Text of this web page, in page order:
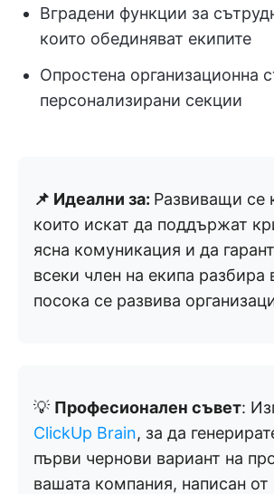
Вградени функции за
които обединяват екипите
Опростена организационна
персонализирани секции
📌 Идеални за: Развиващи се
които искат да поддържат
ясна комуникация и да
всеки член на екипа разбира
посока се развива
💡 Професионален съвет:
ClickUp Brain, за да
първи чернови вариант на
вашата компания, написан от